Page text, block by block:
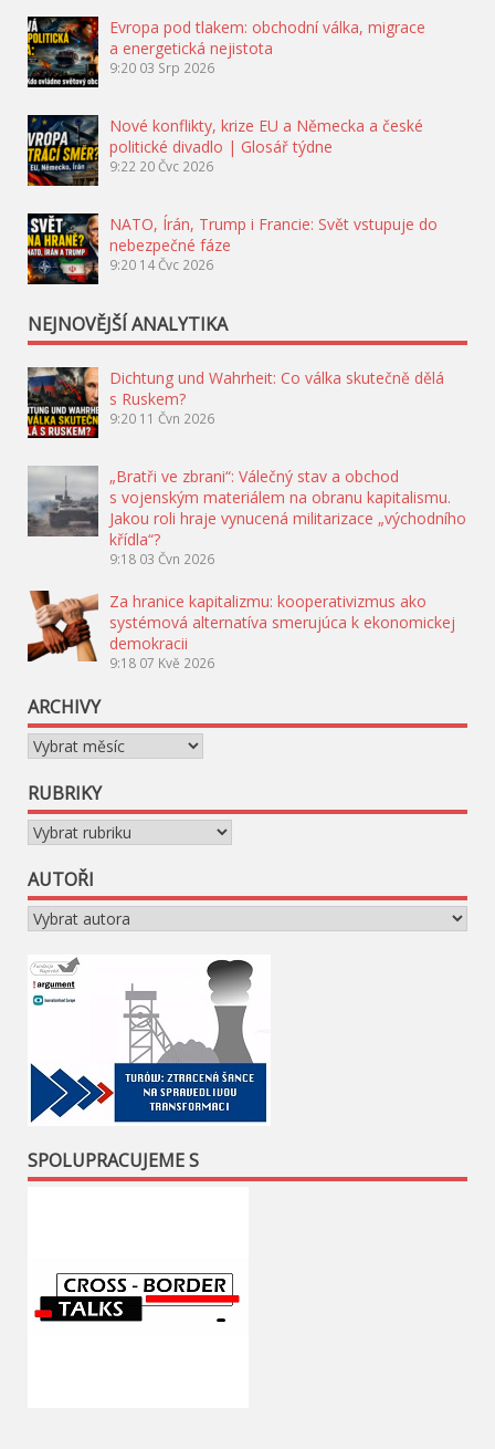
Evropa pod tlakem: obchodní válka, migrace
a energetická nejistota
9:20 03 Srp 2026
Nové konflikty, krize EU a Německa a české
politické divadlo | Glosář týdne
9:22 20 Čvc 2026
NATO, Írán, Trump i Francie: Svět vstupuje do
nebezpečné fáze
9:20 14 Čvc 2026
NEJNOVĚJŠÍ ANALYTIKA
Dichtung und Wahrheit: Co válka skutečně dělá
s Ruskem?
9:20 11 Čvn 2026
„Bratři ve zbrani“: Válečný stav a obchod
s vojenským materiálem na obranu kapitalismu.
Jakou roli hraje vynucená militarizace „východního
křídla“?
9:18 03 Čvn 2026
Za hranice kapitalizmu: kooperativizmus ako
systémová alternatíva smerujúca k ekonomickej
demokracii
9:18 07 Kvě 2026
ARCHIVY
Archivy
RUBRIKY
Rubriky
AUTOŘI
SPOLUPRACUJEME S